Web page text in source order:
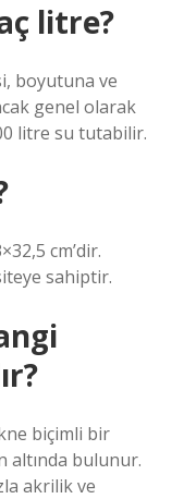
litre?
boyutuna ve
genel olarak
litre su tutabilir.
cm’dir.
sahiptir.
biçimli bir
altında bulunur.
akrilik ve